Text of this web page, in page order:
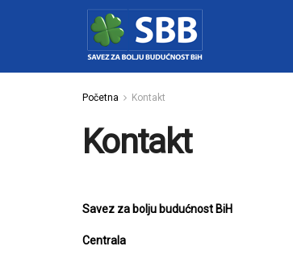
Početna Kontakt
Kontakt
Savez za bolju budućnost BiH
Centrala